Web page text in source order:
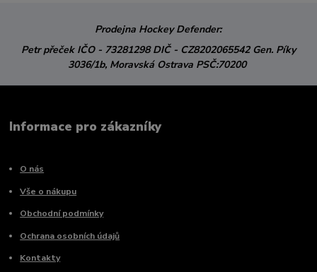
Prodejna Hockey Defender:
Petr přeček IČO - 73281298DIČ - CZ8202065542 Gen. Píky
3036/1b, Moravská Ostrava PSČ:70200
Informace pro zákazníky
O nás
Vše o nákupu
Obchodní podmínky
Ochrana osobních údajů
Kontakty